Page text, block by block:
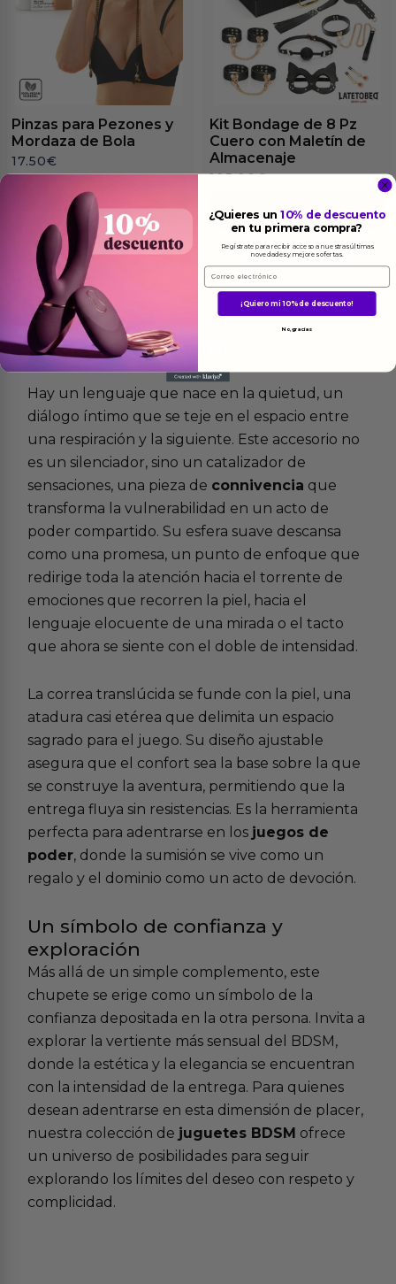
Pinzas para Pezones y
Mordaza de Bola
17.50€
Ver el producto
Kit Bondage de 8 Pz
Cuero con Maletín de
Almacenaje
105.00€
Ver el producto
Másinformacion
Hay un lenguaje que nace en la quietud, un
diálogo íntimo que se teje en el espacio entre
una respiración y la siguiente. Este accesorio no
es un silenciador, sino un catalizador de
sensaciones, una pieza de connivencia que
transforma la vulnerabilidad en un acto de
poder compartido. Su esfera suave descansa
como una promesa, un punto de enfoque que
redirige toda la atención hacia el torrente de
emociones que recorren la piel, hacia el
lenguaje elocuente de una mirada o el tacto
que ahora se siente con el doble de intensidad.
La correa translúcida se funde con la piel, una
atadura casi etérea que delimita un espacio
sagrado para el juego. Su diseño ajustable
asegura que el confort sea la base sobre la que
se construye la aventura, permitiendo que la
entrega fluya sin resistencias. Es la herramienta
perfecta para adentrarse en los juegos de
poder, donde la sumisión se vive como un
regalo y el dominio como un acto de devoción.
Un símbolo de confianza y
exploración
Más allá de un simple complemento, este
chupete se erige como un símbolo de la
confianza depositada en la otra persona. Invita a
explorar la vertiente más sensual del BDSM,
donde la estética y la elegancia se encuentran
con la intensidad de la entrega. Para quienes
desean adentrarse en esta dimensión de placer,
nuestra colección de juguetes BDSM ofrece
un universo de posibilidades para seguir
explorando los límites del deseo con respeto y
complicidad.
¿Quieres un10% de descuento
en tu primera compra?
Regístrate para recibir acceso a nuestras últimas
novedades y mejores ofertas.
Email
¡Quiero mi 10% de descuento!
No, gracias